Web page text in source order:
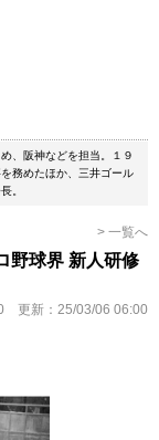
、阪神などを担当。１９
務めたほか、三井ゴール
。
> 一覧へ
野球界 新人研修
更新： 25/03/06 06:00